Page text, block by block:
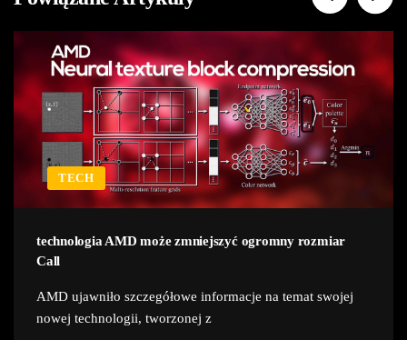
TECH
technologia AMD może zmniejszyć ogromny rozmiar
Call
AMD ujawniło szczegółowe informacje na temat swojej
nowej technologii, tworzonej z